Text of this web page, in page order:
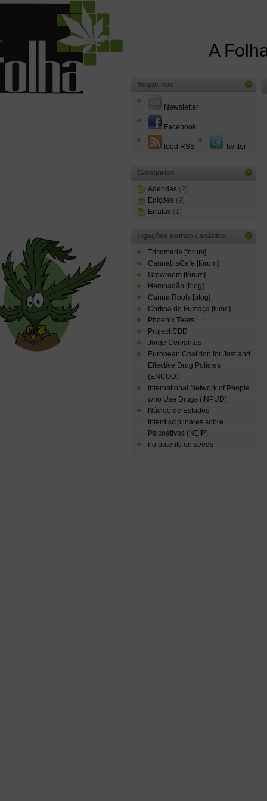
A
Segue-nos
Newsletter
Facebook
feed RSS Twitter
Categorias
Adendas (2)
Edições (9)
Erratas (1)
Ligações mundo canábico
Tricomaria [fórum]
CannabisCafe [fórum]
Growroom [fórum]
Hempadão [blog]
Canna Roots [blog]
Cortina de Fumaça [filme]
Phoenix Tears
Project CBD
Jorge Cervantes
European Coalition for Just and
Effective Drug Policies
(ENCOD)
International Network of People
who Use Drugs (INPUD)
Núcleo de Estudos
Interdisciplinares sobre
Psicoativos (NEIP)
no patents on seeds